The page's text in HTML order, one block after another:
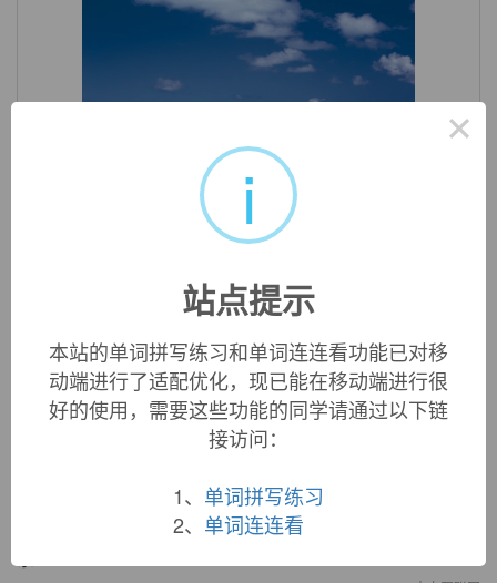
1. Soon the wearer of a virtual reality headset
to be "present" at sporting or theatrical events staged
thousands of miles away.
不久，戴上虚拟现实的头戴式视图器，人们将能“现场观
看”几千英里之外进行的体育比赛或剧场演出。
2. We are Chinese professional manufacturer for many
, earphone, headphone.
我们专业生产各种耳机,耳塞, 麦克风, 喇叭,如有需要请联
×
i
站点提示
本站的单词拼写练习和单词连连看功能已对移
动端进行了适配优化，现已能在移动端进行很
好的使用，需要这些功能的同学请通过以下链
接访问：
1、 单词拼写练习
2、 单词连连看